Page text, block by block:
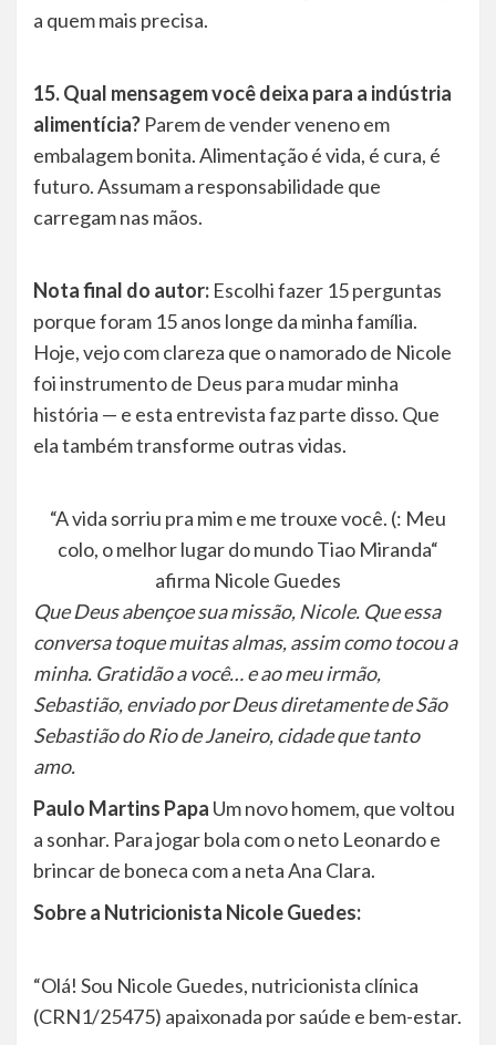
a quem mais precisa.
15. Qual mensagem você deixa para a indústria
alimentícia? Parem de vender veneno em
embalagem bonita. Alimentação é vida, é cura, é
futuro. Assumam a responsabilidade que
carregam nas mãos.
Nota final do autor: Escolhi fazer 15 perguntas
porque foram 15 anos longe da minha família.
Hoje, vejo com clareza que o namorado de Nicole
foi instrumento de Deus para mudar minha
história — e esta entrevista faz parte disso. Que
ela também transforme outras vidas.
“A vida sorriu pra mim e me trouxe você. (: Meu
colo, o melhor lugar do mundo Tiao Miranda“
afirma Nicole Guedes
Que Deus abençoe sua missão, Nicole. Que essa
conversa toque muitas almas, assim como tocou a
minha. Gratidão a você… e ao meu irmão,
Sebastião, enviado por Deus diretamente de São
Sebastião do Rio de Janeiro, cidade que tanto
amo.
Paulo Martins Papa Um novo homem, que voltou
a sonhar. Para jogar bola com o neto Leonardo e
brincar de boneca com a neta Ana Clara.
Sobre a Nutricionista Nicole Guedes:
“Olá! Sou Nicole Guedes, nutricionista clínica
(CRN1/25475) apaixonada por saúde e bem-estar.